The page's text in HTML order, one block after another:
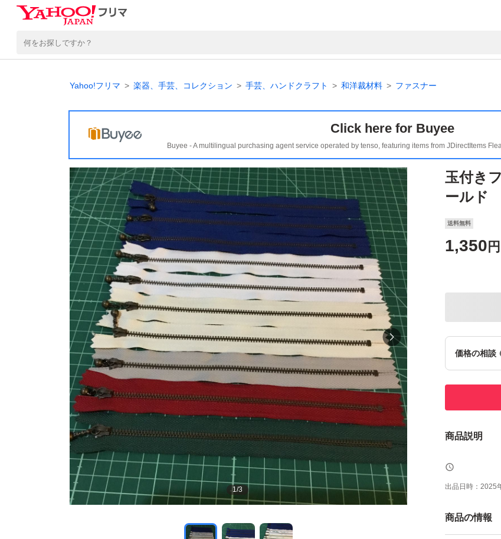
Yahoo!フリマ 楽器、手芸、コレクション 手芸、ハンドクラフト 和洋裁材料 ファスナー
Click here for Buyee
Buyee - A multilingual purchasing agent service operated by tenso, featuring items from JDirectItems
1/3
玉付き
ールド
送料無料
1,350 円
価格の相談
商品説明
出品日時： 2025
商品の情報